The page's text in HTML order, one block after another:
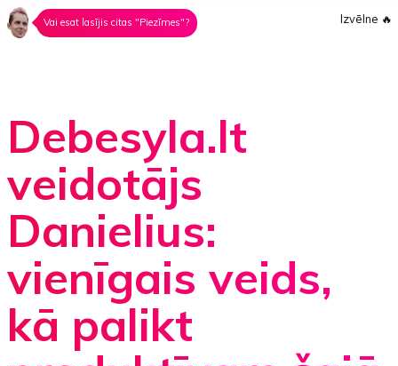
Vai esat lasījis citas "Piezīmes"? Izvēlne 🔥
Debesyla.lt
veidotājs
Danielius:
vienīgais veids,
kā palikt